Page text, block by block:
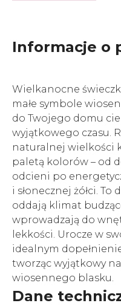
Informacje o
Wielkanocne
małe symbole
do Twojego domu
wyjątkowego czasu.
naturalnej wielkości
paletą kolorów – od
odcieni po
i słonecznej żółci.
oddają klimat
wprowadzają do
lekkości. Urocze w
idealnym
tworząc wyjątkowy
wiosennego blasku.
Dane